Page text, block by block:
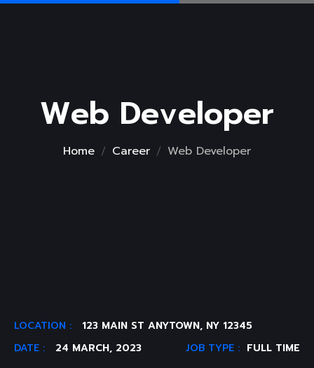
Web Developer
Home Career Web Developer
LOCATION :
123 MAIN ST ANYTOWN, NY 12345
DATE :
24 MARCH, 2023 JOB TYPE : FULL TIME